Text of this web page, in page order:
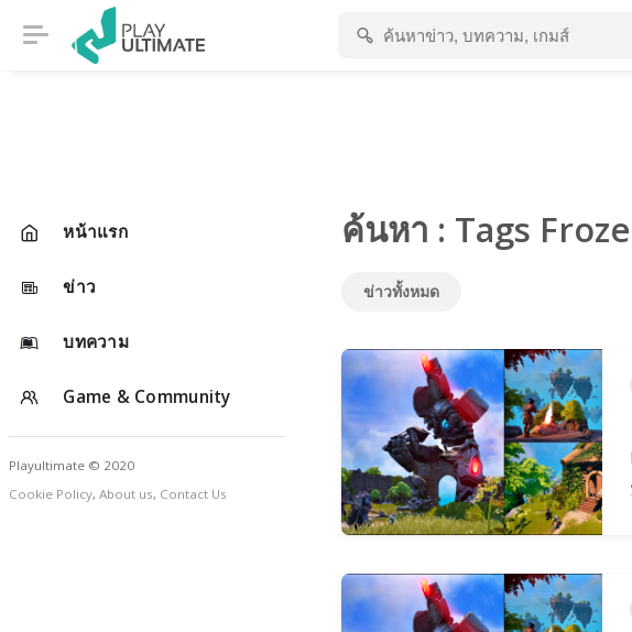
หน้าแรก
ข่าว
บทความ
Game & Community
Playultimate © 2020
Cookie Policy, About us, Contact Us
ค้นหา : Tags
ข่าวทั้งหมด